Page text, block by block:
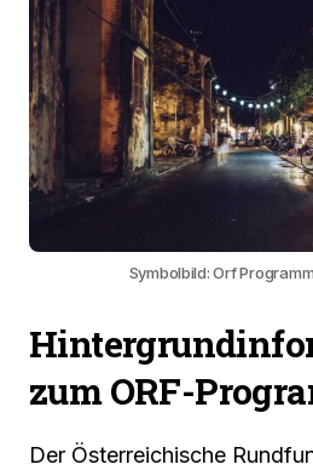
Symbolbild: Orf
zum ORF-
Der Österreichische